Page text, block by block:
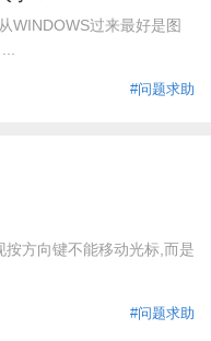
WINDOWS过来最好是图
#问题求助
方向键不能移动光标,而是
#问题求助